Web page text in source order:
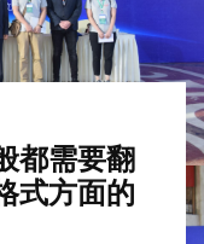
都需要翻
式方面的